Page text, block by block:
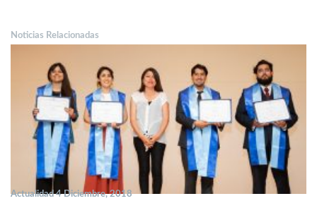
Noticias Relacionadas
Actualidad 4 Diciembre, 2018